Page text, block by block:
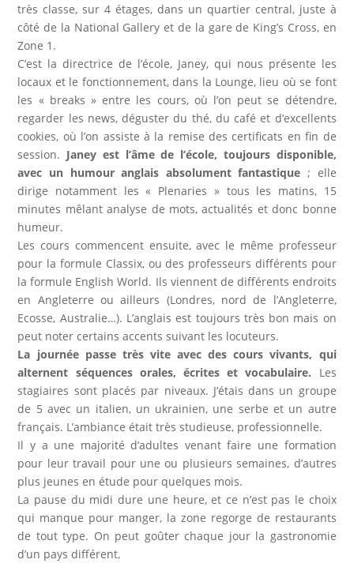
très classe, sur 4 étages, dans un quartier central, juste à
côté de la National Gallery et de la gare de King’s Cross, en
Zone 1.
C’est la directrice de l’école, Janey, qui nous présente les
locaux et le fonctionnement, dans la Lounge, lieu où se font
les « breaks » entre les cours, où l’on peut se détendre,
regarder les news, déguster du thé, du café et d’excellents
cookies, où l’on assiste à la remise des certificats en fin de
session. Janey est l’âme de l’école, toujours disponible,
avec un humour anglais absolument fantastique ; elle
dirige notamment les « Plenaries » tous les matins, 15
minutes mêlant analyse de mots, actualités et donc bonne
humeur.
Les cours commencent ensuite, avec le même professeur
pour la formule Classix, ou des professeurs différents pour
la formule English World. Ils viennent de différents endroits
en Angleterre ou ailleurs (Londres, nord de l’Angleterre,
Ecosse, Australie…). L’anglais est toujours très bon mais on
peut noter certains accents suivant les locuteurs.
La journée passe très vite avec des cours vivants, qui
alternent séquences orales, écrites et vocabulaire. Les
stagiaires sont placés par niveaux. J’étais dans un groupe
de 5 avec un italien, un ukrainien, une serbe et un autre
français. L’ambiance était très studieuse, professionnelle.
Il y a une majorité d’adultes venant faire une formation
pour leur travail pour une ou plusieurs semaines, d’autres
plus jeunes en étude pour quelques mois.
La pause du midi dure une heure, et ce n’est pas le choix
qui manque pour manger, la zone regorge de restaurants
de tout type. On peut goûter chaque jour la gastronomie
d’un pays différent.